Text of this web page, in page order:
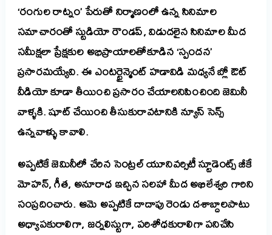
‘రంగుల రాట్నం’ పేరుతో నిర్మాణంలో ఉన్న సినిమాల
సమాచారంతో స్టుడియో రౌండప్, విడుదలైన సినిమాల మీద
సమీక్షలా ప్రేక్షకుల అభిప్రాయాలతోకూడిన ‘స్పందన’
ప్రసారమయ్యేవి.ఈ ఎంటర్టైన్మెంట్ హడావిడి మధ్యనే బ్లో ఔట్
వీడియో కూడా తీయించి ప్రసారం చేయాలనిపించింది జెమినీ
వాళ్ళకి. షూట్ చేయించి తీసుకురావటానికి న్యూస్ సెన్స్
ఉన్నవాళ్ళు కావాలి.
అప్పటికే జెమినీలో చేరిన సెంట్రల్ యూనివర్సిటీ స్టూడెంట్స్ జీకే
మోహన్, గీత, అనూరాధ ఇచ్చిన సలహా మీద అఖిలేశ్వరి గారిని
సంప్రదించారు. ఆమె అప్పటికే దాదాపు రెండు దశాబ్దాలపాటు
అధ్యాపకురాలిగా, జర్నలిస్టుగా, పరిశోధకురాలిగా పనిచేసి